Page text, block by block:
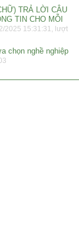
TRẢ LỜI CÂU
TIN CHO MỖI
2025 15:31:31, lượt
chọn nghề nghiệp